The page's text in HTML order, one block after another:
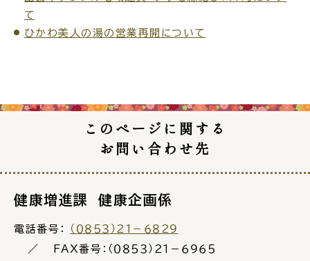
防災情報サイト
て
ひかわ美人の湯の営業再開について
このページに関する
お問い合わせ先
健康増進課 健康企画係
電話番号：
（０８５３）２１－６８２９
FAX番号：（０８５３）２１－６９６５